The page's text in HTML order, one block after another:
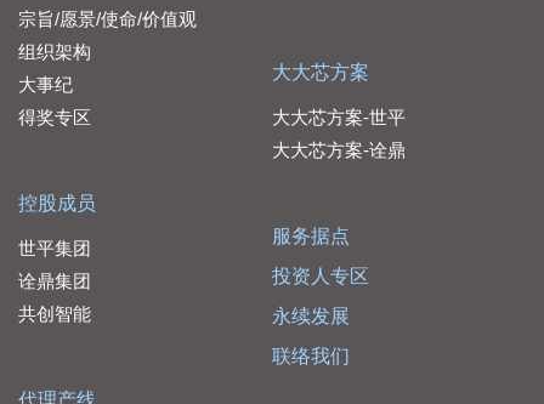
宗旨/愿景/使命/价值观
组织架构
大事纪
得奖专区
控股成员
世平集团
诠鼎集团
共创智能
代理产线
大大芯方案
大大芯方案-世平
大大芯方案-诠鼎
服务据点
投资人专区
永续发展
联络我们